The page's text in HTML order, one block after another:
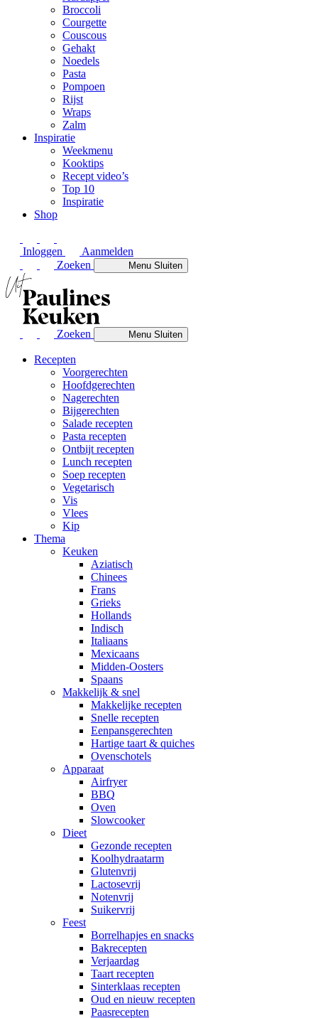
Broccoli
Courgette
Couscous
Gehakt
Noedels
Pasta
Pompoen
Rijst
Wraps
Zalm
Inspiratie
Weekmenu
Kooktips
Recept video’s
Top 10
Inspiratie
Shop
Inloggen
Aanmelden
Zoeken
MenuSluiten
Zoeken MenuSluiten
Recepten
Voorgerechten
Hoofdgerechten
Nagerechten
Bijgerechten
Salade recepten
Pasta recepten
Ontbijt recepten
Lunch recepten
Soep recepten
Vegetarisch
Vis
Vlees
Kip
Thema
Keuken
Aziatisch
Chinees
Frans
Grieks
Hollands
Indisch
Italiaans
Mexicaans
Midden-Oosters
Spaans
Makkelijk & snel
Makkelijke recepten
Snelle recepten
Eenpansgerechten
Hartige taart & quiches
Ovenschotels
Apparaat
Airfryer
BBQ
Oven
Slowcooker
Dieet
Gezonde recepten
Koolhydraatarm
Glutenvrij
Lactosevrij
Notenvrij
Suikervrij
Feest
Borrelhapjes en snacks
Bakrecepten
Verjaardag
Taart recepten
Sinterklaas recepten
Oud en nieuw recepten
Paasrecepten